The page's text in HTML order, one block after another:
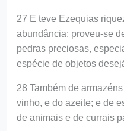
27 E teve Ezequias
abundância; proveu-se
pedras preciosas,
espécie de objetos
28 Também de
vinho, e do azeite; e de
de animais e de currais